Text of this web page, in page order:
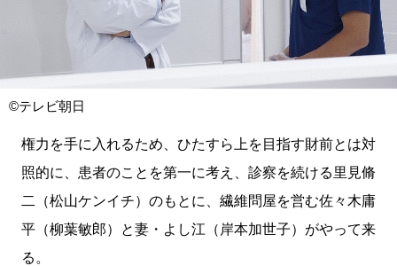
©テレビ朝日
権力を手に入れるため、ひたすら上を目指す財前とは対
照的に、患者のことを第一に考え、診察を続ける里見脩
二（松山ケンイチ）のもとに、繊維問屋を営む佐々木庸
平（柳葉敏郎）と妻・よし江（岸本加世子）がやって来
る。